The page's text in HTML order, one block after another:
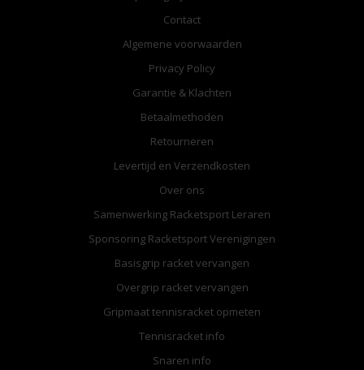
Contact
Algemene voorwaarden
Privacy Policy
Garantie & Klachten
Betaalmethoden
Retourneren
Levertijd en Verzendkosten
Over ons
Samenwerking Racketsport Leraren
Sponsoring Racketsport Verenigingen
Basisgrip racket vervangen
Overgrip racket vervangen
Gripmaat tennisracket opmeten
Tennisracket info
Snaren info